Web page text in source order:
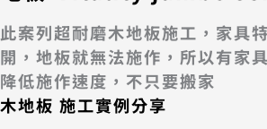
此案列超耐磨木地板施工，家具
開，地板就無法施作，所以有家
降低施作速度，不只要搬家
木地板 施工實例分享